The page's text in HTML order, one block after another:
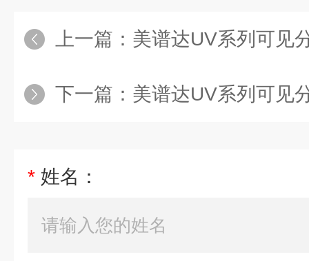
上一篇： 美谱达UV系列可见
下一篇： 美谱达UV系列可见
* 姓名：